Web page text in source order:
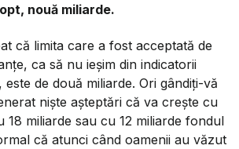
nouă miliarde.
că limita care a fost acceptată de
ca să nu ieșim din indicatorii
de două miliarde. Ori gândiți-vă
niște așteptări că va crește cu
18 miliarde sau cu 12 miliarde fondul
că atunci când oamenii au văzut